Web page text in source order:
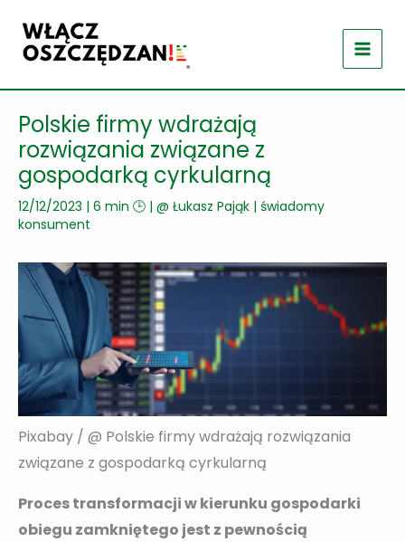
treści
Polskie firmy wdrażają
rozwiązania związane z
gospodarką cyrkularną
12/12/2023 | 6 min 🕒 | @ Łukasz Pająk | świadomy
konsument
Pixabay / @ Polskie firmy wdrażają rozwiązania
związane z gospodarką cyrkularną
Proces transformacji w kierunku gospodarki
obiegu zamkniętego jest z pewnością